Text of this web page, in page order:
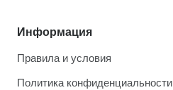
Информация
Правила и условия
Политика конфиденциальности